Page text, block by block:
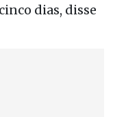
dias, disse